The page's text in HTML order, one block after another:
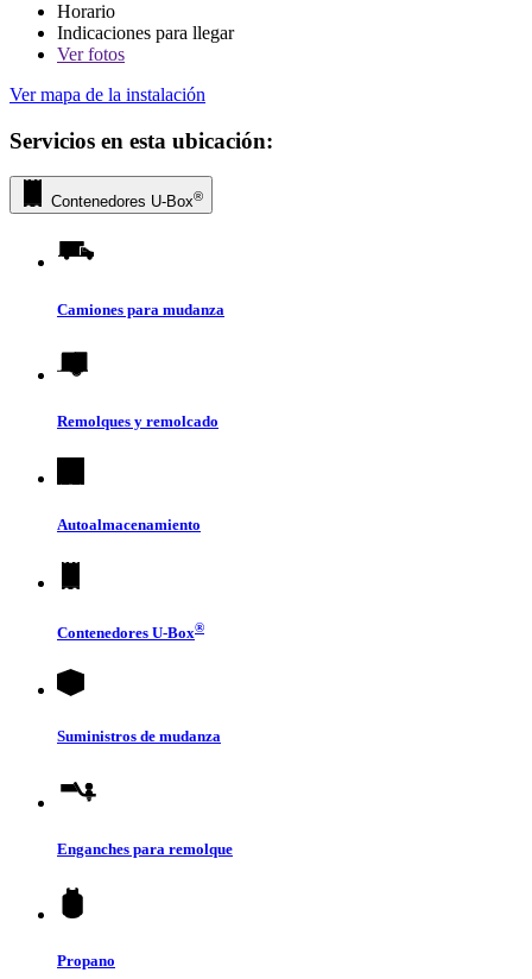
Horario
Indicaciones para llegar
Verfotos
Ver mapa de la instalación
Servicios en esta ubicación:
Contenedores U-Box®
Camiones para mudanza
Remolques y remolcado
Autoalmacenamiento
Contenedores U-Box®
Suministros de mudanza
Enganches para remolque
Propano